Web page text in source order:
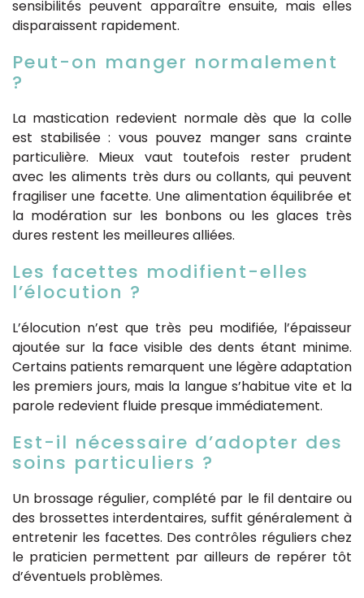
sensibilités peuvent apparaître ensuite, mais elles
disparaissent rapidement.
Peut-on manger normalement
?
La mastication redevient normale dès que la colle
est stabilisée : vous pouvez manger sans crainte
particulière. Mieux vaut toutefois rester prudent
avec les aliments très durs ou collants, qui peuvent
fragiliser une facette. Une alimentation équilibrée et
la modération sur les bonbons ou les glaces très
dures restent les meilleures alliées.
Les facettes modifient-elles
l’élocution ?
L’élocution n’est que très peu modifiée, l’épaisseur
ajoutée sur la face visible des dents étant minime.
Certains patients remarquent une légère adaptation
les premiers jours, mais la langue s’habitue vite et la
parole redevient fluide presque immédiatement.
Est-il nécessaire d’adopter des
soins particuliers ?
Un brossage régulier, complété par le fil dentaire ou
des brossettes interdentaires, suffit généralement à
entretenir les facettes. Des contrôles réguliers chez
le praticien permettent par ailleurs de repérer tôt
d’éventuels problèmes.